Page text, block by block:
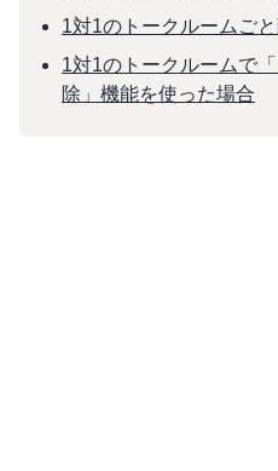
1対1のトークルームご
1対1のトークルームで
除」機能を使った場合